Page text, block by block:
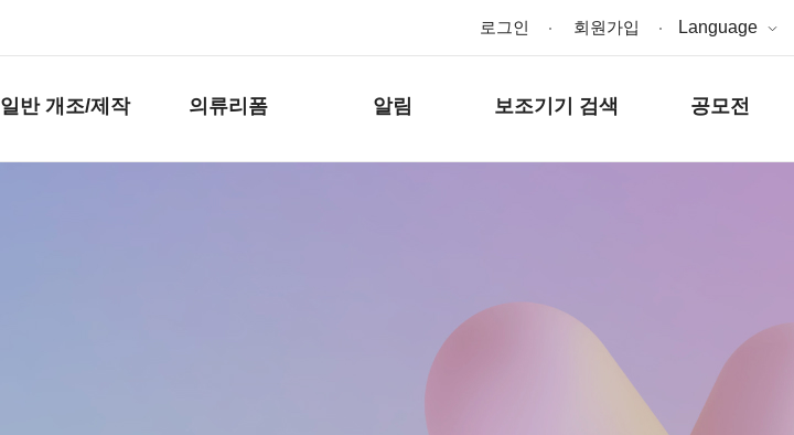
로그인 회원가입 Language
일반 개조/제작 의류리폼 알림 보조기기 검색 공모전